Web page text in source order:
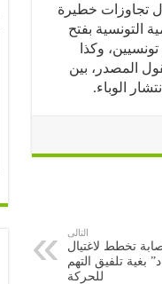
تجاوزات خطيرة
التونسية بفتح
وكذا
المصدر، بين
التالى
تخطط لاغتيال
بغية تلفيق التهم
للحركة